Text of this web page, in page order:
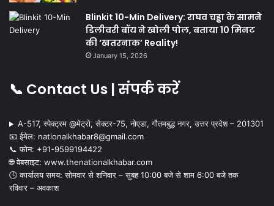
Blinkit 10-Min Delivery: राघव चड्ढा के सामने
डिलीवरी बॉय ने खोली पोल, बताया 10 मिनट
की ‘खतरनाक’ Reality!
January 15, 2026
📞 Contact Us | संपर्क करें
A-517, स्पेक्ट्रम @मेट्रो, सेक्टर-75, नोएडा, गौतमबुद्ध नगर, उत्तर प्रदेश – 201301
📧 ईमेल: nationalkhabar8@gmail.com
📞 फ़ोन: ‪+91-9599194422‬
🌐 वेबसाइट: www.thenationalkhabar.com
🕒 कार्यालय समय: सोमवार से शनिवार – सुबह 10:00 बजे से शाम 6:00 बजे तक
रविवार – अवकाश